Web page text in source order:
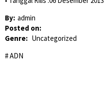
By: admin
Posted on:
Genre: Uncategorized
ADN